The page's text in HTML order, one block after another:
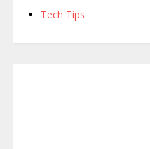
Tech Tips